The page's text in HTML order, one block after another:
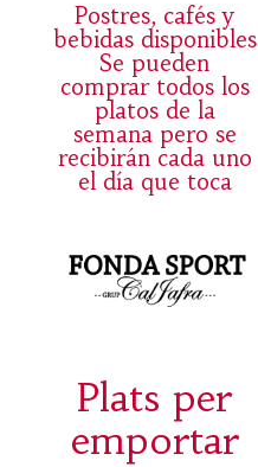
Postres, cafés y
bebidas disponibles
Se pueden
comprar todos los
platos de la
semana pero se
recibirán cada uno
el día que toca
Plats per
emportar